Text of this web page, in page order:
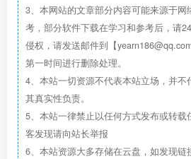
3、本网站的文章部分内容可能来源于网
考，部分软件下载在学习和参考后，请
侵权，请发送邮件到【
第一时间进行删除处理。
4、本站一切资源不代表本站立场，并
其真实性负责。
5、本站一律禁止以任何方式发布或转
客发现请向站长举报
6、本站资源大多存储在云盘，如发现链